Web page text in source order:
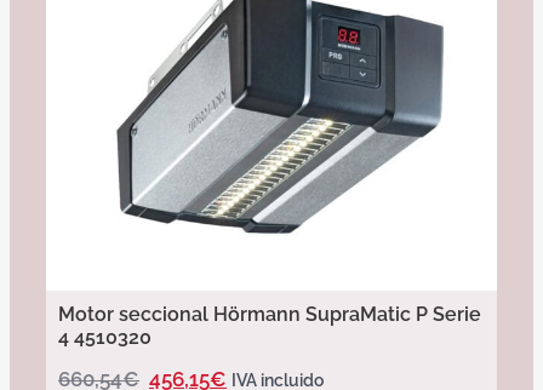
Motor seccional Hörmann SupraMatic P Serie
4 4510320
660,54€ 456,15€ IVA incluido